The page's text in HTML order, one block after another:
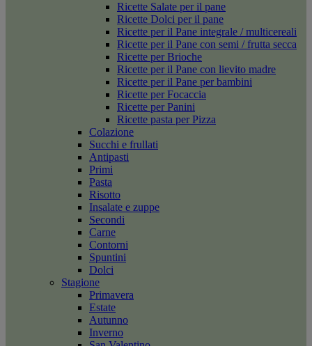
Ricette Salate per il pane
Ricette Dolci per il pane
Ricette per il Pane integrale / multicereali
Ricette per il Pane con semi / frutta secca
Ricette per Brioche
Ricette per il Pane con lievito madre
Ricette per il Pane per bambini
Ricette per Focaccia
Ricette per Panini
Ricette pasta per Pizza
Colazione
Succhi e frullati
Antipasti
Primi
Pasta
Risotto
Insalate e zuppe
Secondi
Carne
Contorni
Spuntini
Dolci
Stagione
Primavera
Estate
Autunno
Inverno